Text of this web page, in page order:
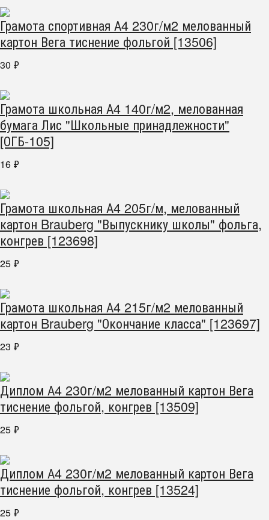
Грамота спортивная А4 230г/м2 мелованный
картон Вега тиснение фольгой [13506]
30 ₽
Грамота школьная А4 140г/м2, мелованная
бумага Лис "Школьные принадлежности"
[ОГБ-105]
16 ₽
Грамота школьная А4 205г/м, мелованный
картон Brauberg "Выпускнику школы" фольга,
конгрев [123698]
25 ₽
Грамота школьная А4 215г/м2 мелованный
картон Brauberg "Окончание класса" [123697]
23 ₽
Диплом А4 230г/м2 мелованный картон Вега
тиснение фольгой, конгрев [13509]
25 ₽
Диплом А4 230г/м2 мелованный картон Вега
тиснение фольгой, конгрев [13524]
25 ₽